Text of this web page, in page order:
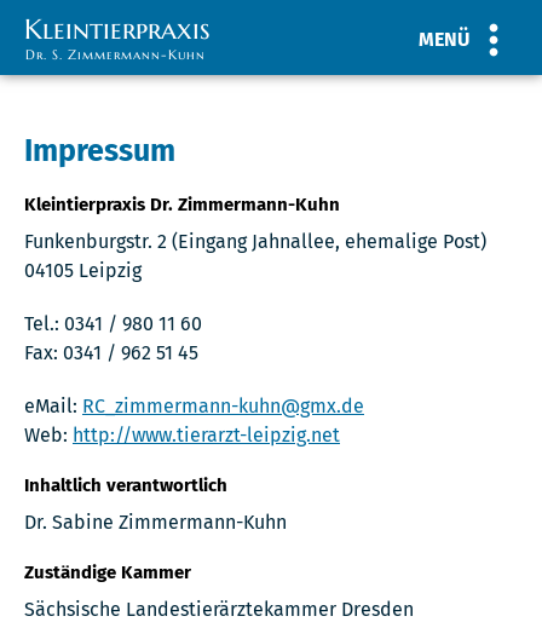
Kleintierpraxis
Dr. S. Zimmermann-Kuhn
MENÜ
Impressum
Kleintierpraxis Dr. Zimmermann-Kuhn
Funkenburgstr. 2 (Eingang Jahnallee, ehemalige Post)
04105 Leipzig
Tel.: 0341 / 980 11 60
Fax: 0341 / 962 51 45
eMail: RC_zimmermann-kuhn@gmx.de
Web: http://www.tierarzt-leipzig.net
Inhaltlich verantwortlich
Dr. Sabine Zimmermann-Kuhn
Zuständige Kammer
Sächsische Landestierärztekammer Dresden